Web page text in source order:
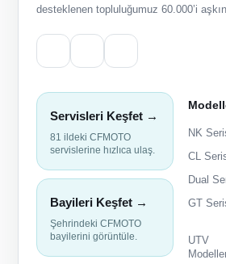
desteklenen topluluğumuz 60.000’i
Servisleri Keşfet →
81 ildeki CFMOTO
servislerine hızlıca ulaş.
Bayileri Keşfet →
Şehrindeki CFMOTO
bayilerini görüntüle.
NK
CL
Dual
GT
UTV